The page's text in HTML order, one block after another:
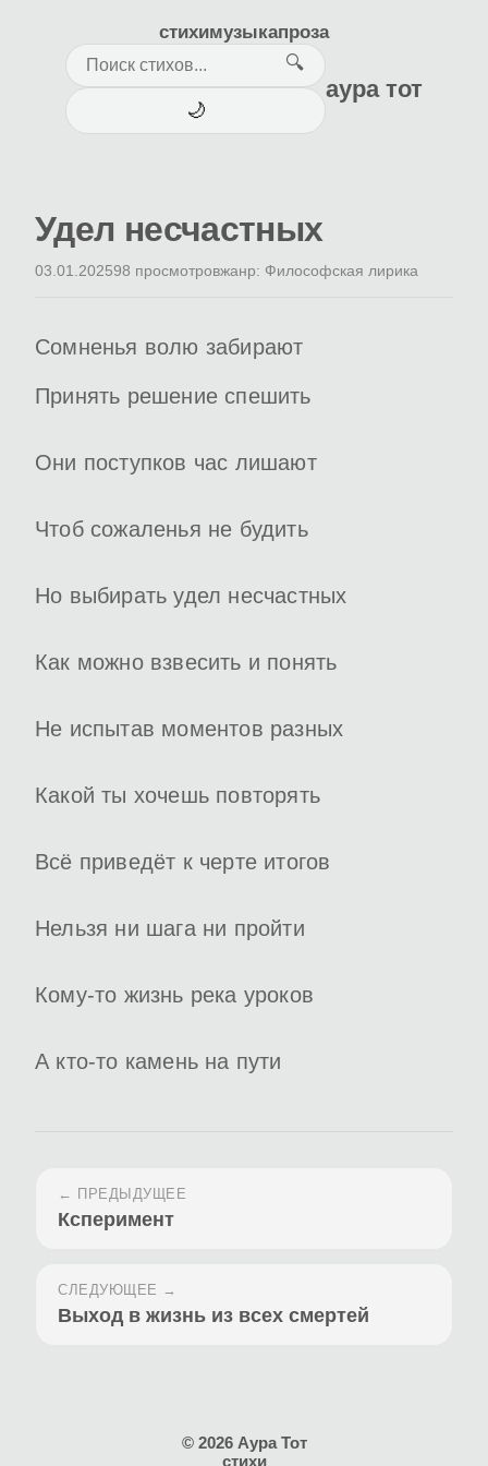
стихимузыкапроза
🔍
🌙
аура тот
Удел несчастных
03.01.202598 просмотровжанр: Философская лирика
Сомненья волю забирают
Принять решение спешить
Они поступков час лишают
Чтоб сожаленья не будить
Но выбирать удел несчастных
Как можно взвесить и понять
Не испытав моментов разных
Какой ты хочешь повторять
Всё приведёт к черте итогов
Нельзя ни шага ни пройти
Кому-то жизнь река уроков
А кто-то камень на пути
← ПРЕДЫДУЩЕЕ
Ксперимент
СЛЕДУЮЩЕЕ →
Выход в жизнь из всех смертей
© 2026 Аура Тот
стихи